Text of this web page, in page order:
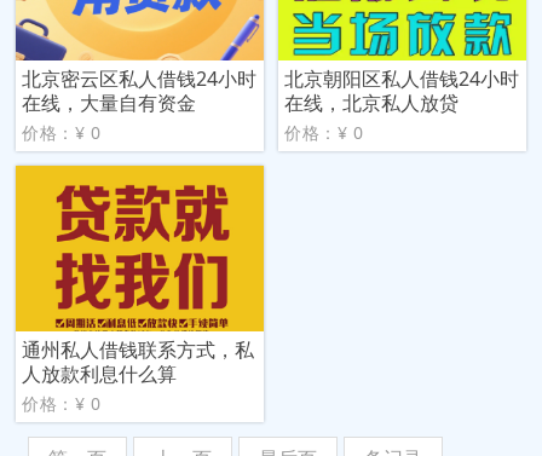
北京密云区私人借钱24小时
在线，大量自有资金
价格：¥ 0
北京朝阳区私人借钱24小时
在线，北京私人放贷
价格：¥ 0
通州私人借钱联系方式，私
人放款利息什么算
价格：¥ 0